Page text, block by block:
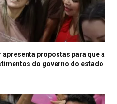
apresenta propostas para que a
do governo do estado